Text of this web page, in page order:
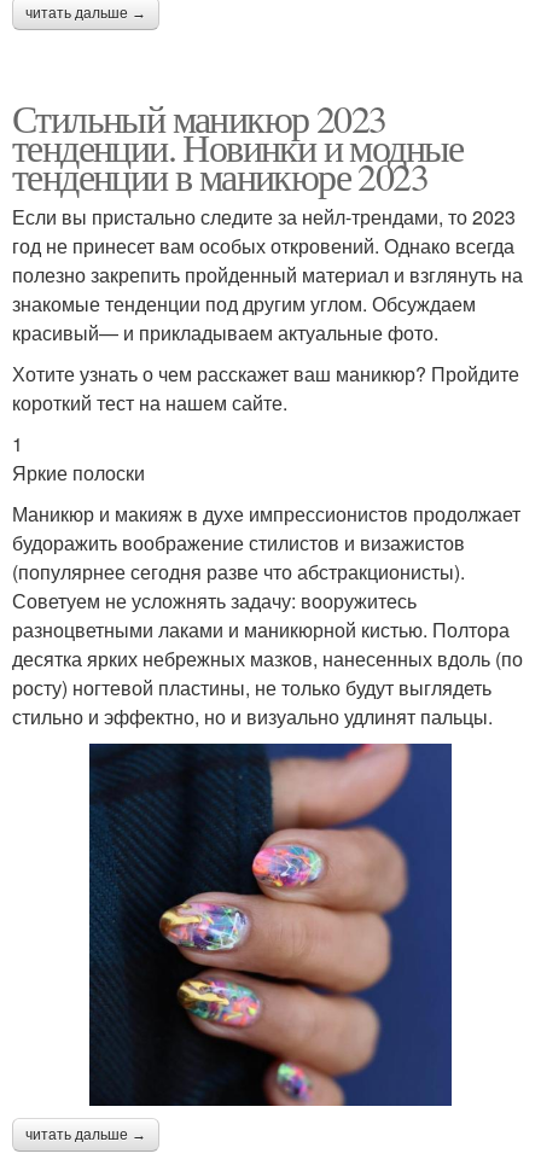
читать дальше →
Стильный маникюр 2023
тенденции. Новинки и модные
тенденции в маникюре 2023
Если вы пристально следите за нейл-трендами, то 2023
год не принесет вам особых откровений. Однако всегда
полезно закрепить пройденный материал и взглянуть на
знакомые тенденции под другим углом. Обсуждаем
красивый— и прикладываем актуальные фото.
Хотите узнать о чем расскажет ваш маникюр? Пройдите
короткий тест на нашем сайте.
1
Яркие полоски
Маникюр и макияж в духе импрессионистов продолжает
будоражить воображение стилистов и визажистов
(популярнее сегодня разве что абстракционисты).
Советуем не усложнять задачу: вооружитесь
разноцветными лаками и маникюрной кистью. Полтора
десятка ярких небрежных мазков, нанесенных вдоль (по
росту) ногтевой пластины, не только будут выглядеть
стильно и эффектно, но и визуально удлинят пальцы.
читать дальше →